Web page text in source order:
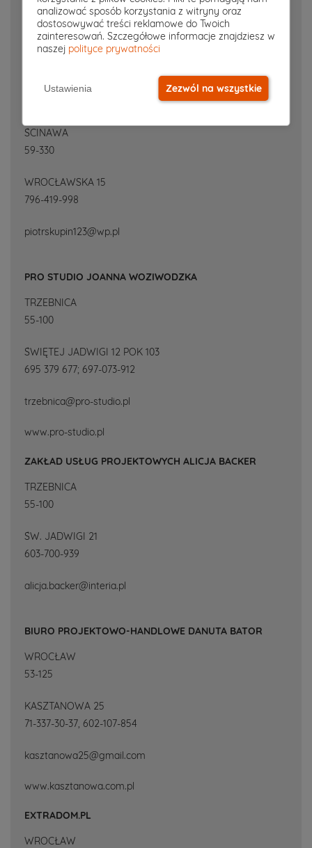
MŁYNARSKA 7
71-314-94-85, 507-15-22-99
ADI SPÓŁKA Z OGRANICZONĄ ODPOWIEDZIALNOŚCIĄ
ŚCINAWA
59-330
WROCŁAWSKA 15
796-419-998
piotrskupin123@wp.pl
PRO STUDIO JOANNA WOZIWODZKA
TRZEBNICA
55-100
ŚWIĘTEJ JADWIGI 12 POK 103
695 379 677; 697-073-912
trzebnica@pro-studio.pl
www.pro-studio.pl
ZAKŁAD USŁUG PROJEKTOWYCH ALICJA BACKER
TRZEBNICA
55-100
ŚW. JADWIGI 21
603-700-939
alicja.backer@interia.pl
BIURO PROJEKTOWO-HANDLOWE DANUTA BATOR
WROCŁAW
53-125
KASZTANOWA 25
71-337-30-37, 602-107-854
kasztanowa25@gmail.com
www.kasztanowa.com.pl
EXTRADOM.PL
WROCŁAW
analizować sposób korzystania z witryny oraz
dostosowywać treści reklamowe do Twoich
zainteresowań. Szczegółowe informacje znajdziesz w
naszej polityce prywatności
Ustawienia Zezwól na wszystkie